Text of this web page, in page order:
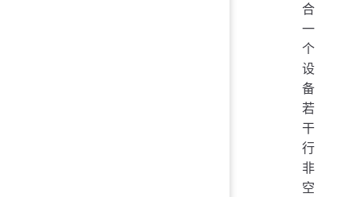
合
一
个
设
备
若
干
行
非
空